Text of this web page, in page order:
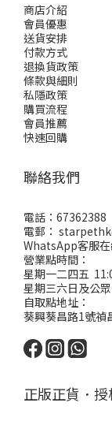
商店介紹
會員優惠
送貨安排
付款方式
退換貨政策
條款與細則
私隱政策
購買流程
會員推薦
快速回購
聯絡我們
電話：67362388
電郵：
WhatsApp客服
營業點時間：
星期一二四五
星期三六日及公
自取點地址：
葵興葵昌路1號禎
正版正貨．